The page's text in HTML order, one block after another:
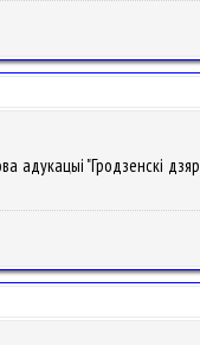
"Гродзенскі